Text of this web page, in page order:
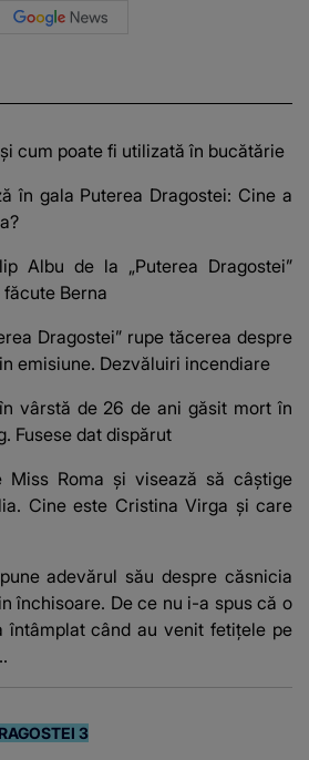
cum poate fi utilizată în bucătărie
în gala Puterea Dragostei: Cine a
Albu de la „Puterea Dragostei”
Berna
Dragostei” rupe tăcerea despre
emisiune. Dezvăluiri incendiare
vârstă de 26 de ani găsit mort în
Fusese dat dispărut
Miss Roma și visează să câștige
Cine este Cristina Virga și care
adevărul său despre căsnicia
închisoare. De ce nu i-a spus că o
întâmplat când au venit fetițele pe
3